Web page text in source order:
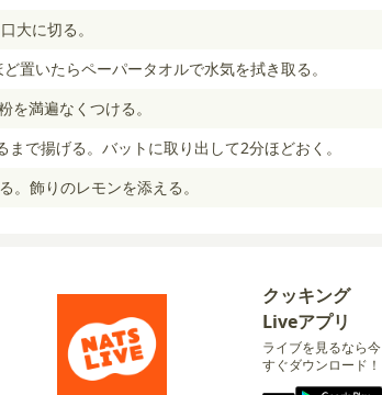
大に切る。
置いたらペーパータオルで水気を拭き取る。
を満遍なくつける。
で揚げる。バットに取り出して2分ほどおく。
飾りのレモンを添える。
クッキング
Liveアプリ
ライブを見るなら今
すぐダウンロード！